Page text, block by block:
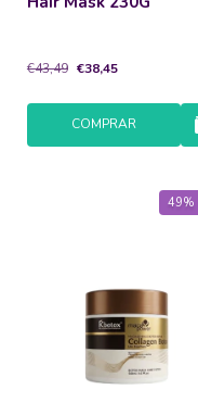
€43,49 €38,45
COMPRAR
49%